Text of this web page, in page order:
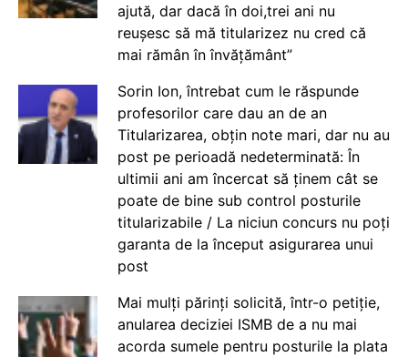
ajută, dar dacă în doi,trei ani nu
reușesc să mă titularizez nu cred că
mai rămân în învățământ”
Sorin Ion, întrebat cum le răspunde
profesorilor care dau an de an
Titularizarea, obțin note mari, dar nu au
post pe perioadă nedeterminată: În
ultimii ani am încercat să ținem cât se
poate de bine sub control posturile
titularizabile / La niciun concurs nu poți
garanta de la început asigurarea unui
post
Mai mulți părinți solicită, într-o petiție,
anularea deciziei ISMB de a nu mai
acorda sumele pentru posturile la plata